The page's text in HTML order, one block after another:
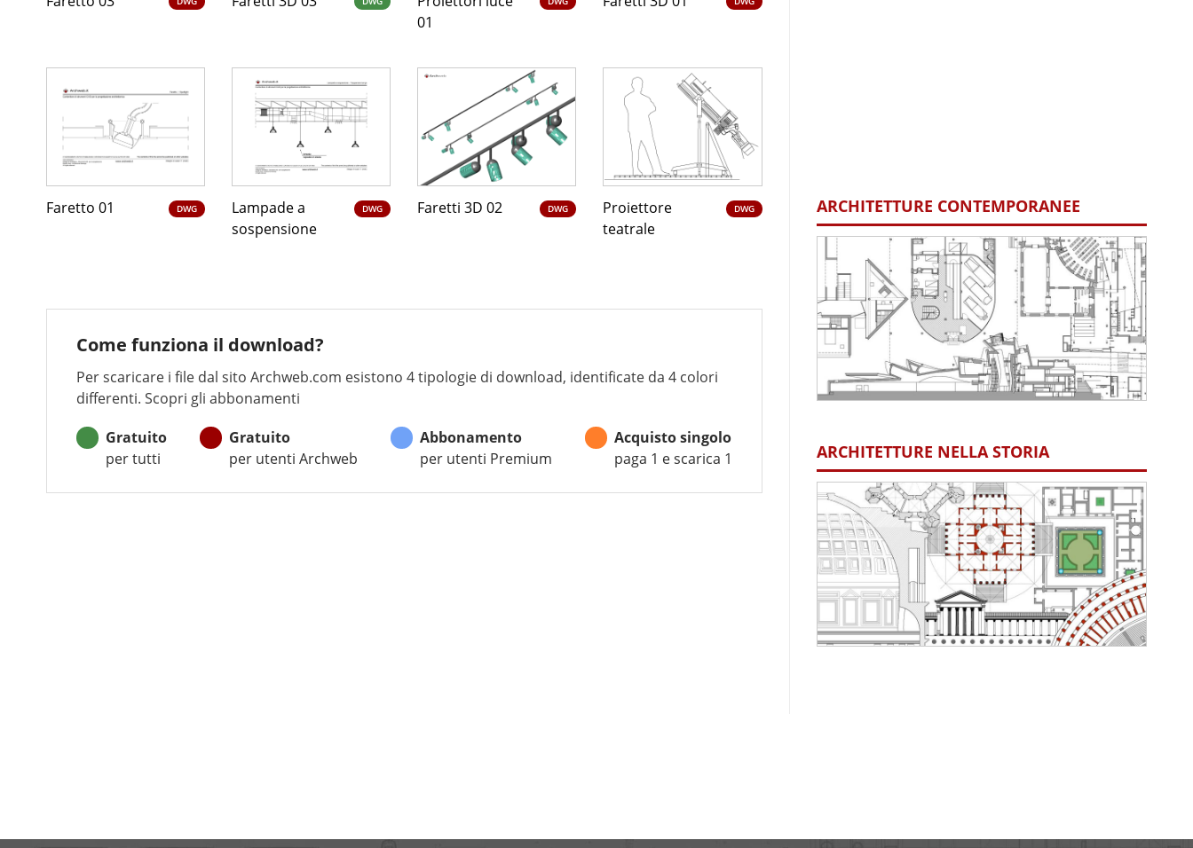
01
Faretto 01 DWG
Lampade a
sospensione
DWG Faretti 3D 02 DWG
Proiettore
teatrale
DWG
Come funziona il download?
Per scaricare i file dal sito Archweb.com esistono 4 tipologie di download, identificate da 4 colori
differenti. Scopri gli abbonamenti
Gratuito
per tutti
Gratuito
per utenti Archweb
Abbonamento
per utenti Premium
Acquisto singolo
paga 1 e scarica 1
ARCHITETTURE CONTEMPORANEE
ARCHITETTURE NELLA STORIA